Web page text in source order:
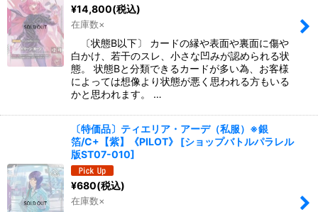
¥14,800(税込)
在庫数×
〔状態B以下〕 カードの縁や表面や裏面に傷や
白かけ、若干のスレ、小さな凹みが認められる状
態。 状態Bと分類できるカードが多い為、お客様
によっては想像より状態が悪く思われる方もいる
かと思われます。 …
〔特価品〕ティエリア・アーデ（私服）※銀
箔/C+【紫】《PILOT》
[ショップバトルパラレル
版ST07-010]
¥680(税込)
在庫数×